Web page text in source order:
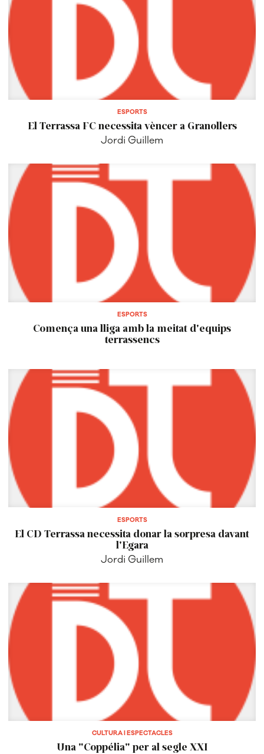
ESPORTS
El Terrassa FC necessita vèncer a Granollers
Jordi Guillem
ESPORTS
Comença una lliga amb la meitat d'equips
terrassencs
ESPORTS
El CD Terrassa necessita donar la sorpresa davant
l'Egara
Jordi Guillem
CULTURA I ESPECTACLES
Una "Coppélia" per al segle XXI